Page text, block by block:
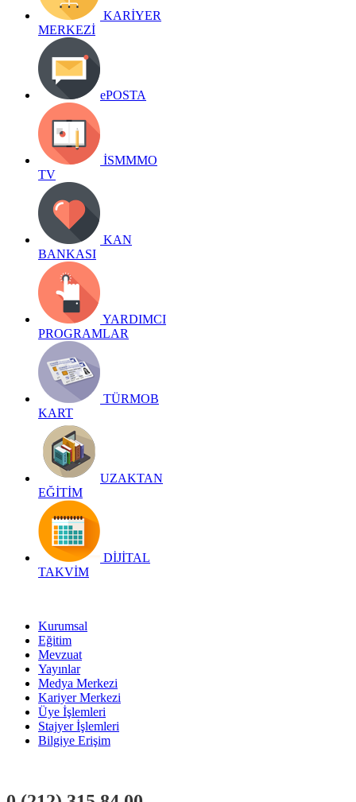
KARİYER
MERKEZİ
ePOSTA
İSMMMO
TV
KAN
BANKASI
YARDIMCI
PROGRAMLAR
TÜRMOB
KART
UZAKTAN
EĞİTİM
DİJİTAL
TAKVİM
Kurumsal
Eğitim
Mevzuat
Yayınlar
Medya Merkezi
Kariyer Merkezi
Üye İşlemleri
Stajyer İşlemleri
Bilgiye Erişim